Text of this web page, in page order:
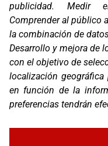
Compañía
Blog
Contacto
FAQ
Canal Ético
Zona Clientes
Síguenos
publicidad. Medir
Comprender al público
la combinación de
Desarrollo y mejora de
con el objetivo de
localización geográfica
en función de la
preferencias tendrán